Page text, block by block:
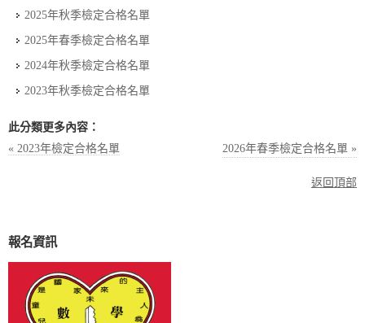
2025年秋季檢定合格名單
2025年春季檢定合格名單
2024年秋季檢定合格名單
2023年秋季檢定合格名單
此分類更多內容：
« 2023年檢定合格名單
2026年春季檢定合格名單 »
返回頂部
報名資訊